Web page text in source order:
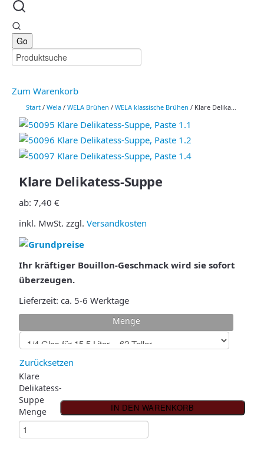
Zum Warenkorb
Start / Wela / WELA Brühen / WELA klassische Brühen / Klare Delikatess-Suppe
Klare Delikatess-Suppe
ab: 7,40 €
inkl. MwSt. zzgl. Versandkosten
Ihr kräftiger Bouillon-Geschmack wird sie sofort
überzeugen.
Lieferzeit: ca. 5-6 Werktage
Menge
Zurücksetzen
Klare
Delikatess-
Suppe
Menge
IN DEN WARENKORB